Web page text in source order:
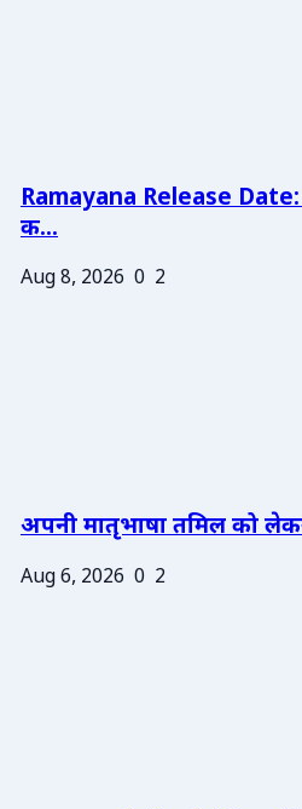
Ramayana Release Date:
क...
Aug 8, 2026 0 2
अपनी मातृभाषा तमिल को
Aug 6, 2026 0 2